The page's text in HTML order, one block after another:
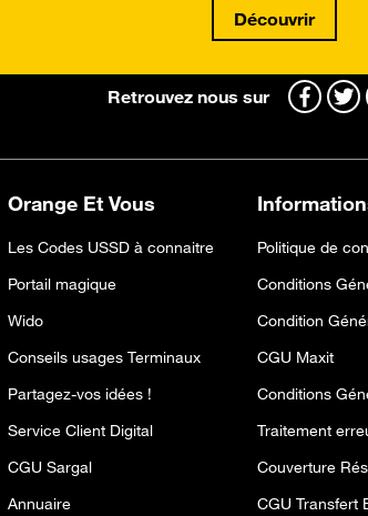
Découvrir
Retrouvez nous sur
Orange Et Vous
Les Codes USSD à connaitre
Portail magique
Wido
Conseils usages Terminaux
Partagez-vos idées !
Service Client Digital
CGU Sargal
Annuaire
Politique de
Conditions
Condition
CGU Maxit
Conditions
Traitement
Couverture
CGU Transfert